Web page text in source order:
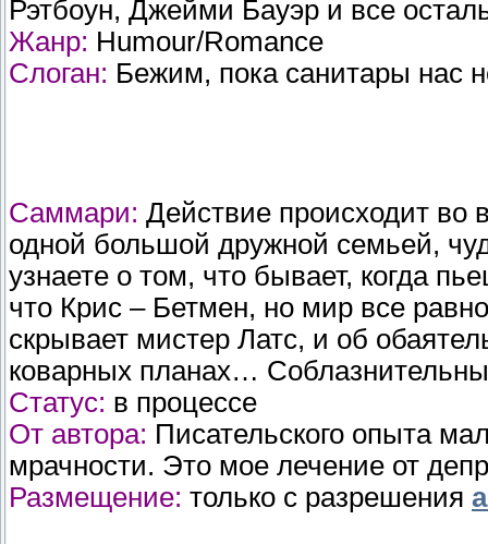
Рэтбоун, Джейми Бауэр и все
Жанр: Humour/Romance
Слоган: Бежим, пока санитары нас
Саммари: Действие происходит во
одной большой дружной семьей,
узнаете о том, что бывает, когда
что Крис – Бетмен, но мир все
скрывает мистер Латс, и об
коварных планах…
Статус: в процессе
От автора: Писательского опыта
мрачности. Это мое лечение от
Размещение: только с разрешения